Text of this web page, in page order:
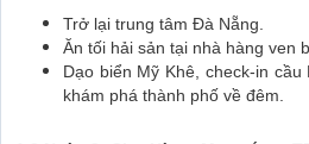
Trở lại trung tâm Đà Nẵng.
Ăn tối hải sản tại nhà hàng ven
Dạo biển Mỹ Khê, check-in
khám phá thành phố về đêm.